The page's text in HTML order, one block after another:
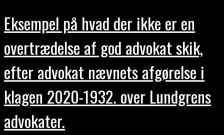
Eksempel på hvad der ikke er en
overtrædelse af god advokat skik,
efter advokat nævnets afgørelse i
klagen 2020-1932. over Lundgrens
advokater.